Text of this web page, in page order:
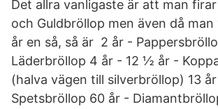
Det allra vanligaste är att man
och Guldbröllop men även då
år en så, så är 2 år -
Läderbröllop 4 år - 12 ½ år -
(halva vägen till silverbröllop) 13
Spetsbröllop 60 år -